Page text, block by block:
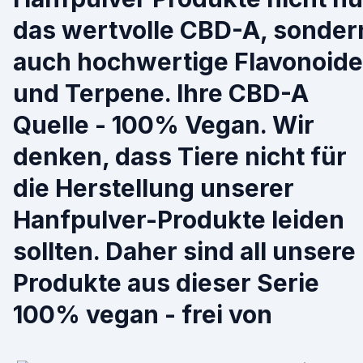
das wertvolle CBD-A,
auch hochwertige Flavonoide
und Terpene. Ihre CBD-A
Quelle - 100% Vegan. Wir
denken, dass Tiere nicht für
die Herstellung unserer
Hanfpulver-Produkte leiden
sollten. Daher sind all unsere
Produkte aus dieser Serie
100% vegan - frei von